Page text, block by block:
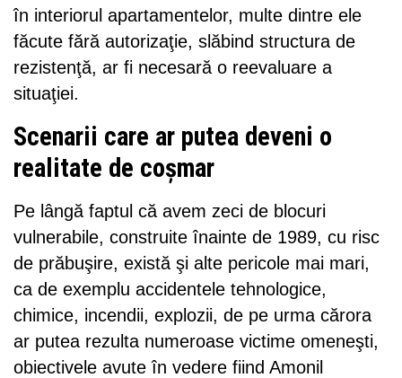
în interiorul apartamentelor, multe dintre ele
făcute fără autorizaţie, slăbind structura de
rezistenţă, ar fi necesară o reevaluare a
situaţiei.
Scenarii care ar putea deveni o
realitate de coşmar
Pe lângă faptul că avem zeci de blocuri
vulnerabile, construite înainte de 1989, cu risc
de prăbuşire, există şi alte pericole mai mari,
ca de exemplu accidentele tehnologice,
chimice, incendii, explozii, de pe urma cărora
ar putea rezulta numeroase victime omeneşti,
obiectivele avute în vedere fiind Amonil